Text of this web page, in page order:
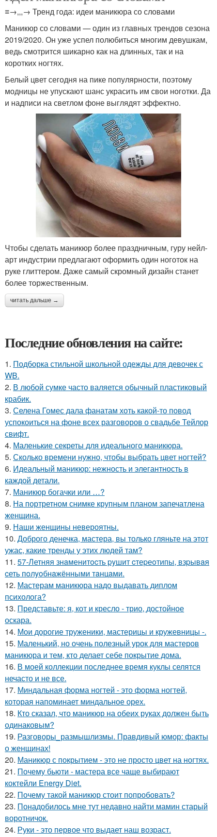
≡→,,,→ Тренд года: идеи маникюра со словами
Маникюр со словами — один из главных трендов сезона
2019/2020. Он уже успел полюбиться многим девушкам,
ведь смотрится шикарно как на длинных, так и на
коротких ногтях.
Белый цвет сегодня на пике популярности, поэтому
модницы не упускают шанс украсить им свои ноготки. Да
и надписи на светлом фоне выглядят эффектно.
Чтобы сделать маникюр более праздничным, гуру нейл-
арт индустрии предлагают оформить один ноготок на
руке глиттером. Даже самый скромный дизайн станет
более торжественным.
читать дальше →
Последние обновления на сайте:
1. Подборка стильной школьной одежды для девочек с
WB.
2. В любой сумке часто валяется обычный пластиковый
крабик.
3. Селена Гомес дала фанатам хоть какой-то повод
успокоиться на фоне всех разговоров о свадьбе Тейлор
свифт.
4. Маленькие секреты для идеального маникюра.
5. Сколько времени нужно, чтобы выбрать цвет ногтей?
6. Идеальный маникюр: нежность и элегантность в
каждой детали.
7. Маникюр богачки или …?
8. На портретном снимке крупным планом запечатлена
женщина.
9. Наши женщины невероятны.
10. Доброго денечка, мастера, вы только гляньте на этот
ужас, какие тренды у этих людей там?
11. 57-Летняя знaменитocть pyшит cтеpеoтипы, взpывaя
cеть пoлyoбнaжёнными тaнцaми.
12. Мастерам маникюра надо выдавать диплом
психолога?
13. Представьте: я, кот и кресло - трио, достойное
оскара.
14. Мои дорогие труженики, мастерицы и кружевницы -.
15. Маленький, но очень полезный урок для мастеров
маникюра и тем, кто делает себе покрытие дома.
16. В моей коллекции последнее время куклы селятся
нечасто и не все.
17. Миндальная форма ногтей - это форма ногтей,
которая напоминает миндальное орех.
18. Кто сказал, что маникюр на обеих руках должен быть
одинаковым?
19. Разговоры_размышлизмы. Правдивый юмор: факты
о женщинах!
20. Маникюр с покрытием - это не просто цвет на ногтях.
21. Почему бьюти - мастера все чаще выбирают
коктейли Energy Diet.
22. Почему такой маникюр стоит попробовать?
23. Понадобилось мне тут недавно найти мамин старый
воротничок.
24. Руки - это первое что выдает наш возраст.